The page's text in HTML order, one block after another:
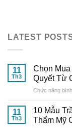
LATEST
11
Th3
Chọn
Quyết Từ
Chức năng
11
Th3
10 Mẫu
Thẩm Mỹ